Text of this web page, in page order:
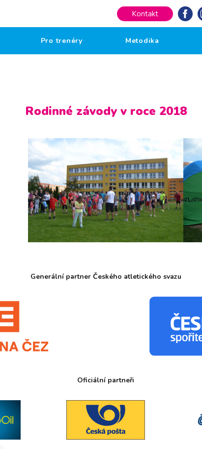
Kontakt
Pro trenéry Metodika
Rodinné závody v roce 2018
Generální partner Českého atletického svazu
Oficiální partneři